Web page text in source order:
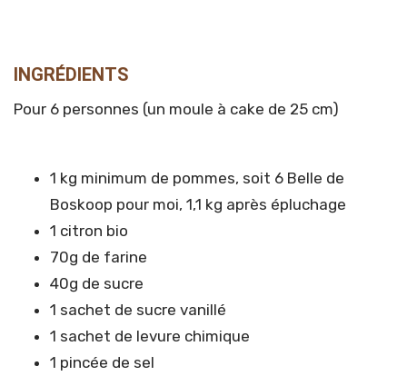
INGRÉDIENTS
Pour 6 personnes (un moule à cake de 25 cm)
1 kg minimum de pommes, soit 6 Belle de
Boskoop pour moi, 1,1 kg après épluchage
1 citron bio
70g de farine
40g de sucre
1 sachet de sucre vanillé
1 sachet de levure chimique
1 pincée de sel